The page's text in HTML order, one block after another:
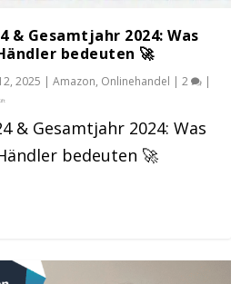
& Gesamtjahr 2024: Was
bedeuten 🚀
2025 |Amazon, Onlinehandel |2 |
& Gesamtjahr 2024: Was
bedeuten 🚀